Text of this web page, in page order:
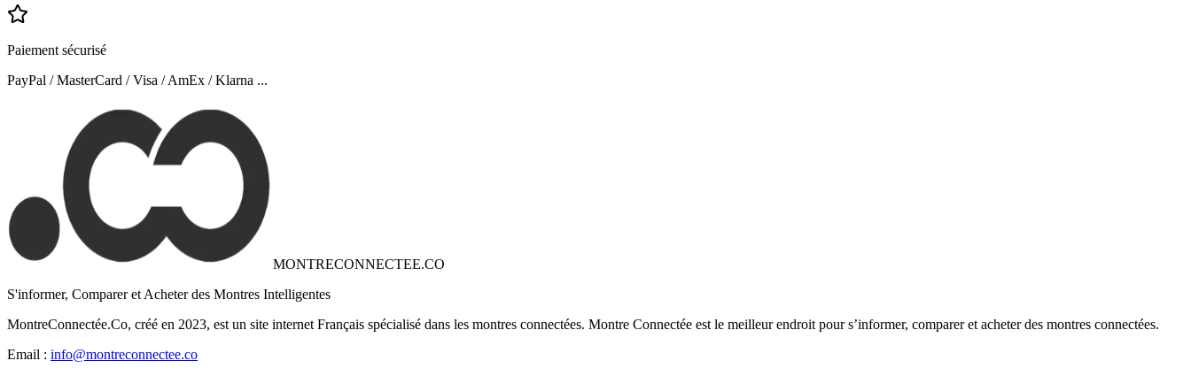
Paiement sécurisé
PayPal / MasterCard / Visa / AmEx / Klarna ...
MONTRECONNECTEE.CO
S'informer, Comparer et Acheter des Montres Intelligentes
MontreConnectée.Co, créé en 2023, est un site internet Français spécialisé dans les montres connectées. Montre Connectée est le meilleur endroit pour s’informer, comparer et acheter des montres connectées.
Email : info@montreconnectee.co